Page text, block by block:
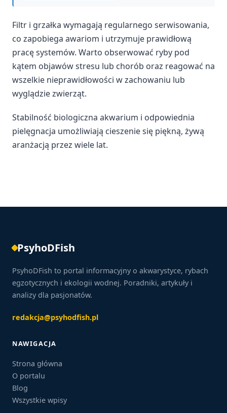
Filtr i grzałka wymagają regularnego serwisowania,
co zapobiega awariom i utrzymuje prawidłową
pracę systemów. Warto obserwować ryby pod
kątem objawów stresu lub chorób oraz reagować na
wszelkie nieprawidłowości w zachowaniu lub
wyglądzie zwierząt.
Stabilność biologiczna akwarium i odpowiednia
pielęgnacja umożliwiają cieszenie się piękną, żywą
aranżacją przez wiele lat.
PsyhoDFish
PsyhoDFish to portal informacyjny o akwarystyce, rybach
egzotycznych i ekologii wodnej. Poradniki, artykuły i
analizy dla pasjonatów.
redakcja@psyhodfish.pl
NAWIGACJA
Strona główna
O portalu
Blog
Wszystkie wpisy